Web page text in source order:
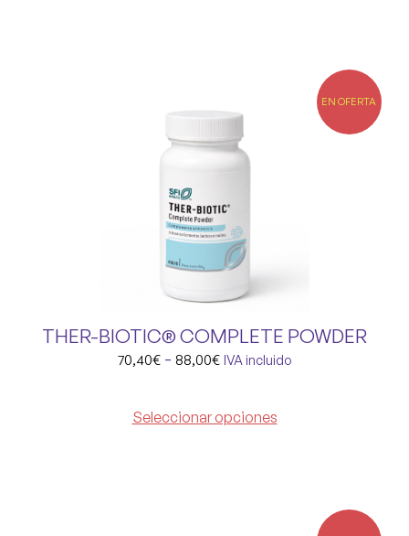
EN OFERTA
THER-BIOTIC® COMPLETE POWDER
70,40€ - 88,00€ IVA incluido
Seleccionar opciones